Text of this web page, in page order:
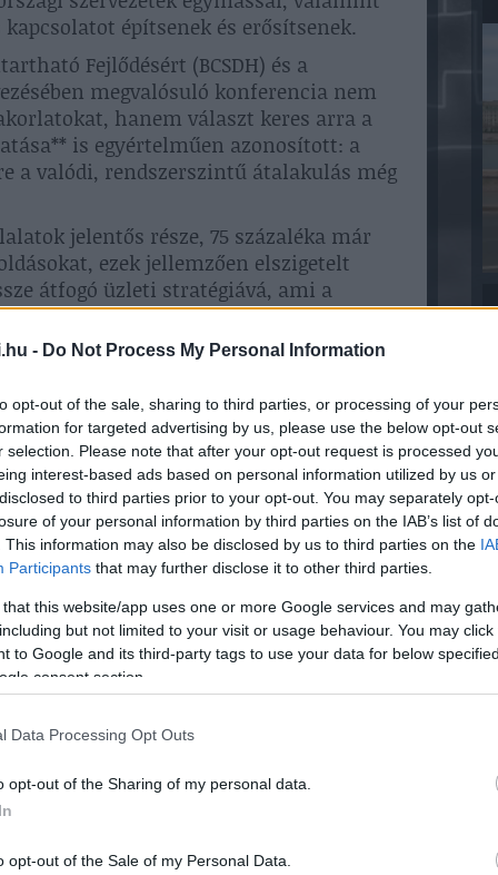
- Do Not Process My Personal Information
opt-out of the sale, sharing to third parties, or processing of your
for targeted advertising by us, please use the below opt-out
selection. Please note that after your opt-out request is processed
interest-based ads based on personal information utilized by us
to third parties prior to your opt-out. You may separately
of your personal information by third parties on the IAB’s list of
This information may also be disclosed by us to third parties on the
Participants that may further disclose it to other third parties.
that this website/app uses one or more Google services and may
but not limited to your visit or usage behaviour. You may
to Google and its third-party tags to use your data for below
consent section.
Data Processing Opt Outs
opt-out of the Sharing of my personal data.
opt-out of the Sale of my Personal Data.
építsenek és erősítsenek.
Fejlődésért (BCSDH) és a
megvalósuló konferencia nem
hanem választ keres arra a
is egyértelműen azonosított: a
a valódi, rendszerszintű átalakulás még
jelentős része, 75 százaléka már
ezek jellemzően elszigetelt
átfogó üzleti stratégiává, ami a
gyors eredményt hozó
a hulladékgazdálkodás, 49
fenntartható beszerzése terén vannak
hatású átalakulások háttérbe
azonban nem elegendő ahhoz,
álljon.
szerint a következő időszak
e stratégiai szinten kezelni a
vállalat gondolkodik projektekben,
üzleti modellváltást igényel” – véli a
valódi áttörésről, amíg ez a
és a teljes értékláncban.
az inspiráción: a Circular Economy
ahol a vállalatok nemcsak
és üzleti megoldásokat, hanem
lehet a körforgásosságot beépíteni
alkalmazhatóságon, az
kérdéseken lesz.